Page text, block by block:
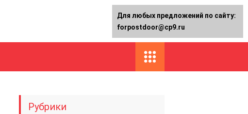
Рубрики
Для любых предложений по сайту:
forpostdoor@cp9.ru